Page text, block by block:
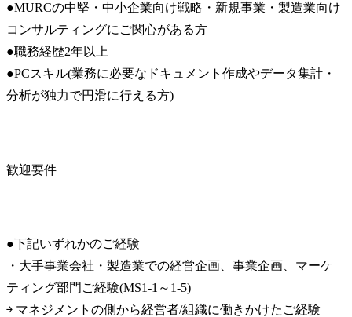
●MURCの中堅・中小企業向け戦略・新規事業・製造業向け
コンサルティングにご関心がある方
●職務経歴2年以上
●PCスキル(業務に必要なドキュメント作成やデータ集計・
分析が独力で円滑に行える方)
歓迎要件
●下記いずれかのご経験
・大手事業会社・製造業での経営企画、事業企画、マーケ
ティング部門ご経験(MS1-1～1-5)
￫ マネジメントの側から経営者/組織に働きかけたご経験